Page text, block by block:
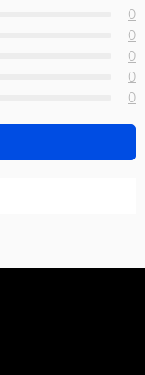
0
0
0
0
0